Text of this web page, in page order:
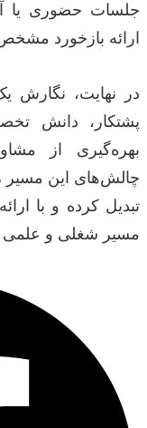
جلسات حضوری یا
ارائه بازخورد
در نهایت، نگارش
پشتکار، دانش
بهره‌گیری از
چالش‌های این مسیر
تبدیل کرده و با
مسیر شغلی و علمی